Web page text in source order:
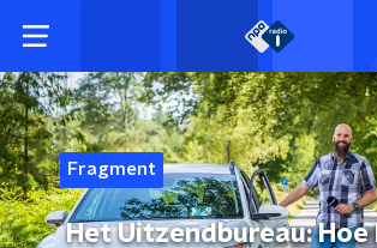
Fragment
Het Uitzendbureau: Hoe